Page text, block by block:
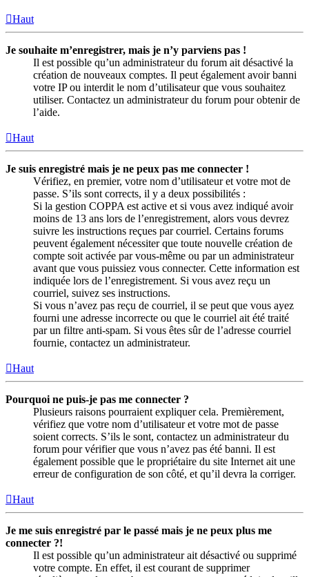
Haut
Je souhaite m’enregistrer, mais je n’y parviens pas !
Il est possible qu’un administrateur du forum ait désactivé la
création de nouveaux comptes. Il peut également avoir banni
votre IP ou interdit le nom d’utilisateur que vous souhaitez
utiliser. Contactez un administrateur du forum pour obtenir de
l’aide.
Haut
Je suis enregistré mais je ne peux pas me connecter !
Vérifiez, en premier, votre nom d’utilisateur et votre mot de
passe. S’ils sont corrects, il y a deux possibilités :
Si la gestion COPPA est active et si vous avez indiqué avoir
moins de 13 ans lors de l’enregistrement, alors vous devrez
suivre les instructions reçues par courriel. Certains forums
peuvent également nécessiter que toute nouvelle création de
compte soit activée par vous-même ou par un administrateur
avant que vous puissiez vous connecter. Cette information est
indiquée lors de l’enregistrement. Si vous avez reçu un
courriel, suivez ses instructions.
Si vous n’avez pas reçu de courriel, il se peut que vous ayez
fourni une adresse incorrecte ou que le courriel ait été traité
par un filtre anti-spam. Si vous êtes sûr de l’adresse courriel
fournie, contactez un administrateur.
Haut
Pourquoi ne puis-je pas me connecter ?
Plusieurs raisons pourraient expliquer cela. Premièrement,
vérifiez que votre nom d’utilisateur et votre mot de passe
soient corrects. S’ils le sont, contactez un administrateur du
forum pour vérifier que vous n’avez pas été banni. Il est
également possible que le propriétaire du site Internet ait une
erreur de configuration de son côté, et qu’il devra la corriger.
Haut
Je me suis enregistré par le passé mais je ne peux plus me
connecter ?!
Il est possible qu’un administrateur ait désactivé ou supprimé
votre compte. En effet, il est courant de supprimer